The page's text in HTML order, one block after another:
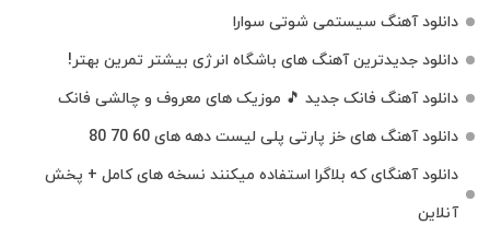
دانلود آهنگ سیستمی شوتی سوارا
دانلود جدیدترین آهنگ‌ های باشگاه انرژی بیشتر تمرین بهتر!
دانلود آهنگ فانک جدید 🎵 موزیک‌ های معروف و چالشی فانک
دانلود آهنگ های خز پارتی پلی لیست دهه های 60 70 80
دانلود آهنگای که بلاگرا استفاده میکنند نسخه های کامل + پخش
آنلاین